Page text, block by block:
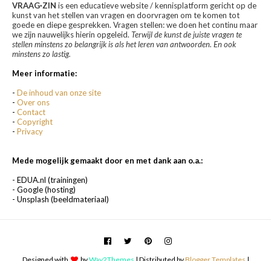
VRAAG·ZIN is een educatieve website / kennisplatform gericht op de
kunst van het stellen van vragen en doorvragen om te komen tot
goede en diepe gesprekken. Vragen stellen: we doen het continu maar
we zijn nauwelijks hierin opgeleid. Terwijl de kunst de juiste vragen te
stellen minstens zo belangrijk is als het leren van antwoorden. En ook
minstens zo lastig.
Meer informatie:
- De inhoud van onze site
- Over ons
- Contact
- Copyright
- Privacy
Mede mogelijk gemaakt door en met dank aan o.a.:
- EDUA.nl (trainingen)
- Google (hosting)
- Unsplash (beeldmateriaal)